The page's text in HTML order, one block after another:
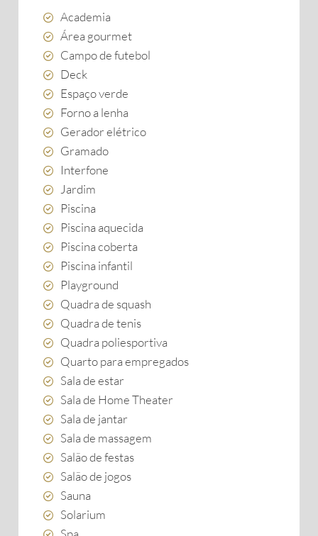
Academia
Área gourmet
Campo de futebol
Deck
Espaço verde
Forno a lenha
Gerador elétrico
Gramado
Interfone
Jardim
Piscina
Piscina aquecida
Piscina coberta
Piscina infantil
Playground
Quadra de squash
Quadra de tenis
Quadra poliesportiva
Quarto para empregados
Sala de estar
Sala de Home Theater
Sala de jantar
Sala de massagem
Salão de festas
Salão de jogos
Sauna
Solarium